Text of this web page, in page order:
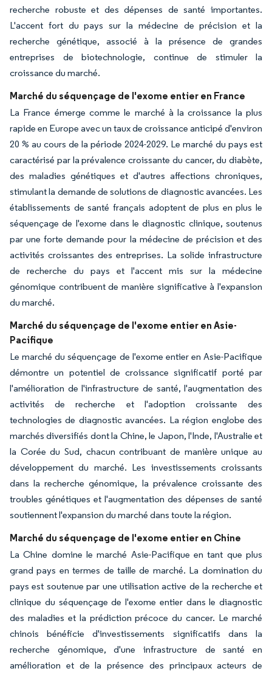
recherche robuste et des dépenses de santé importantes.
L'accent fort du pays sur la médecine de précision et la
recherche génétique, associé à la présence de grandes
entreprises de biotechnologie, continue de stimuler la
croissance du marché.
Marché du séquençage de l'exome entier en France
La France émerge comme le marché à la croissance la plus
rapide en Europe avec un taux de croissance anticipé d'environ
20 % au cours de la période 2024-2029. Le marché du pays est
caractérisé par la prévalence croissante du cancer, du diabète,
des maladies génétiques et d'autres affections chroniques,
stimulant la demande de solutions de diagnostic avancées. Les
établissements de santé français adoptent de plus en plus le
séquençage de l'exome dans le diagnostic clinique, soutenus
par une forte demande pour la médecine de précision et des
activités croissantes des entreprises. La solide infrastructure
de recherche du pays et l'accent mis sur la médecine
génomique contribuent de manière significative à l'expansion
du marché.
Marché du séquençage de l'exome entier en Asie-
Pacifique
Le marché du séquençage de l'exome entier en Asie-Pacifique
démontre un potentiel de croissance significatif porté par
l'amélioration de l'infrastructure de santé, l'augmentation des
activités de recherche et l'adoption croissante des
technologies de diagnostic avancées. La région englobe des
marchés diversifiés dont la Chine, le Japon, l'Inde, l'Australie et
la Corée du Sud, chacun contribuant de manière unique au
développement du marché. Les investissements croissants
dans la recherche génomique, la prévalence croissante des
troubles génétiques et l'augmentation des dépenses de santé
soutiennent l'expansion du marché dans toute la région.
Marché du séquençage de l'exome entier en Chine
La Chine domine le marché Asie-Pacifique en tant que plus
grand pays en termes de taille de marché. La domination du
pays est soutenue par une utilisation active de la recherche et
clinique du séquençage de l'exome entier dans le diagnostic
des maladies et la prédiction précoce du cancer. Le marché
chinois bénéficie d'investissements significatifs dans la
recherche génomique, d'une infrastructure de santé en
amélioration et de la présence des principaux acteurs de